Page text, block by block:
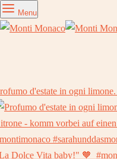
Menu
d'estate in ogni
Dolce Vita baby!" 🧡⁠